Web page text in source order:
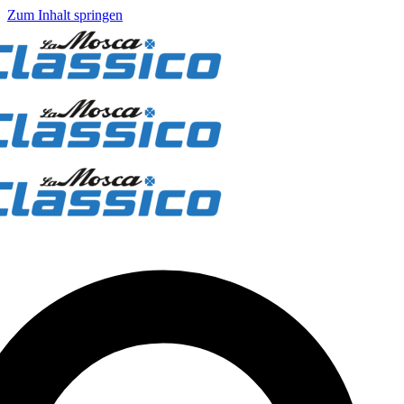
Zum Inhalt springen